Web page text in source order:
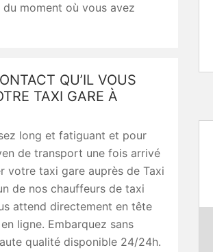
moment où vous avez
QU’IL VOUS
TAXI GARE À
long et fatiguant et pour
de transport une fois arrivé
votre taxi gare auprès de Taxi
de nos chauffeurs de taxi
attend directement en tête
ligne. Embarquez sans
qualité disponible 24/24h.